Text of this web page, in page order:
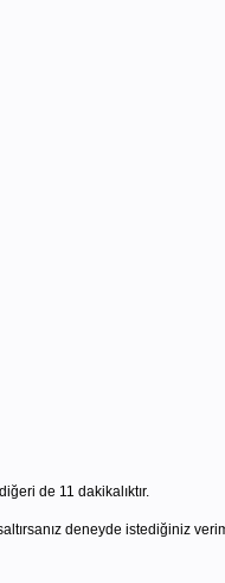
de 11 dakikalıktır.
deneyde istediğiniz